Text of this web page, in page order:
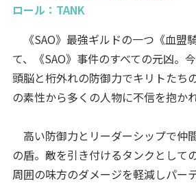
ロール：TANK
《SAO》最強ギルドの一つ《血盟
て、《SAO》事件のすべての元凶。
頭脳と桁外れの防御力でキリトたち
の素性から多くの人物に不信を抱か
高い防御力とリーダーシップで仲
の盾。敵を引き付けるタンクとして
周囲の味方のダメージを軽減しパー